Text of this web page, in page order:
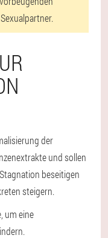
der
und sollen
beseitigen
steigern.
um eine